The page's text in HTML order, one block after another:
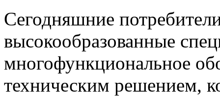
Сегодняшние
высокообразованные
многофункциональное
техническим решением,